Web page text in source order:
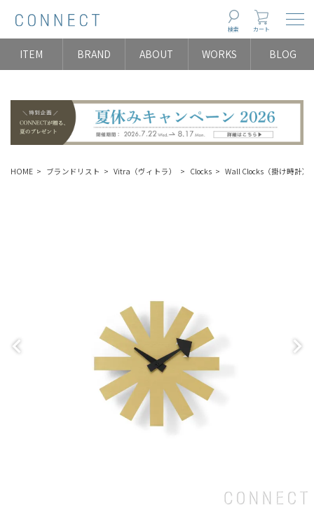
検索 カート
ITEM BRAND ABOUT WORKS BLOG
HOME ブランドリスト Vitra（ヴィトラ） Clocks Wall Clocks（掛け時計）